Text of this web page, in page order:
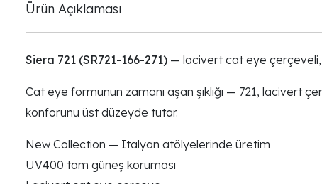
Ürün Açıklaması
Siera 721 (SR721-166-271) — lacivert cat eye çerçeveli,
Cat eye formunun zamanı aşan şıklığı — 721, lacivert
konforunu üst düzeyde tutar.
New Collection — Italyan atölyelerinde üretim
UV400 tam güneş koruması